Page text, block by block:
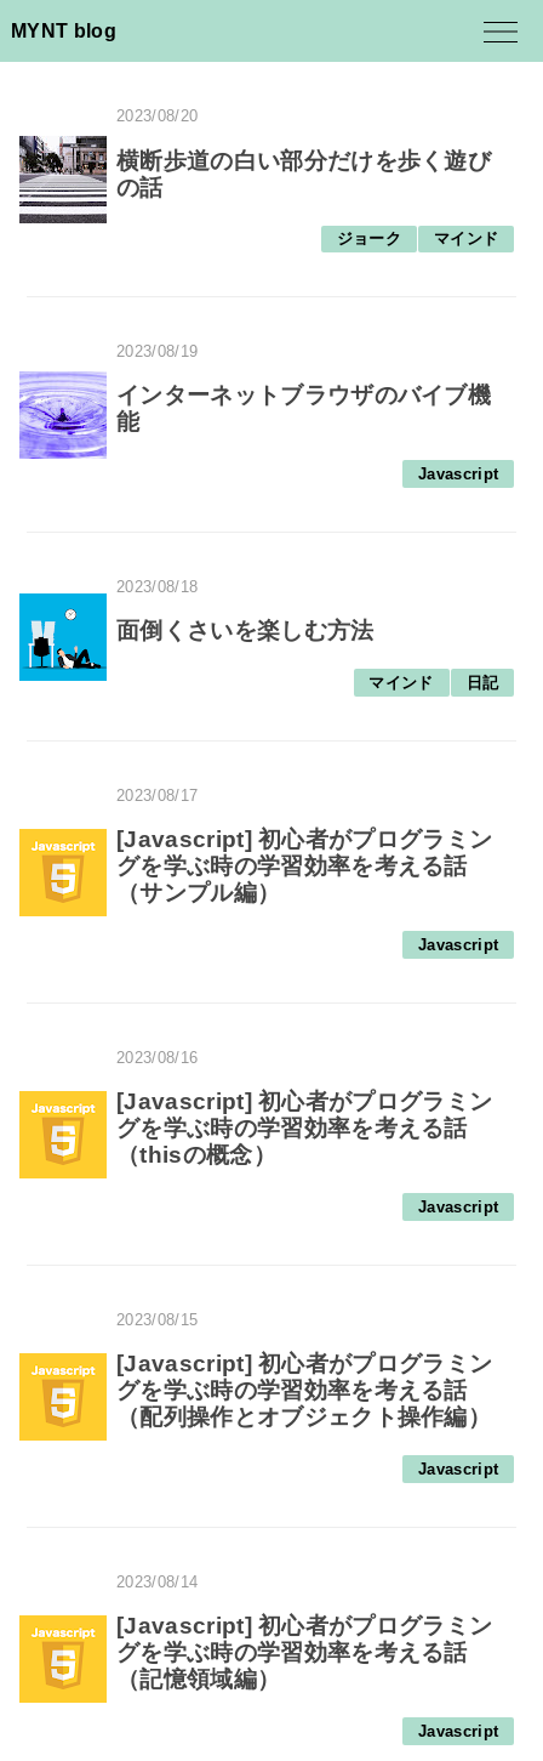
MYNT blog
2023/08/20
横断歩道の白い部分だけを歩く遊び
の話
ジョーク マインド
2023/08/19
インターネットブラウザのバイブ機
能
Javascript
2023/08/18
面倒くさいを楽しむ方法
マインド 日記
2023/08/17
[Javascript] 初心者がプログラミン
グを学ぶ時の学習効率を考える話
（サンプル編）
Javascript
2023/08/16
[Javascript] 初心者がプログラミン
グを学ぶ時の学習効率を考える話
（thisの概念）
Javascript
2023/08/15
[Javascript] 初心者がプログラミン
グを学ぶ時の学習効率を考える話
（配列操作とオブジェクト操作編）
Javascript
2023/08/14
[Javascript] 初心者がプログラミン
グを学ぶ時の学習効率を考える話
（記憶領域編）
Javascript